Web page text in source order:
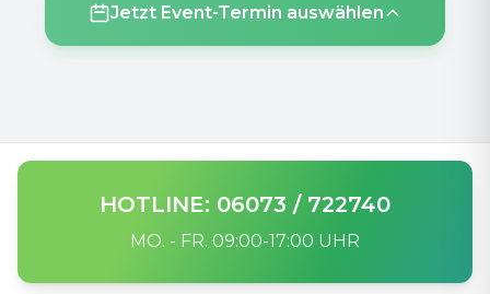
Jetzt Event-Termin auswählen
HOTLINE: 06073 / 722740
MO. - FR. 09:00-17:00 UHR